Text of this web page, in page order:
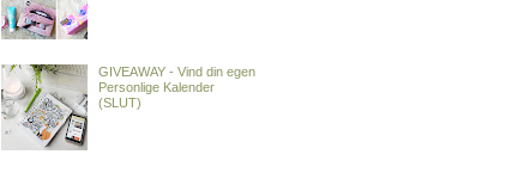
GIVEAWAY - Vind din egen
Personlige Kalender
(SLUT)